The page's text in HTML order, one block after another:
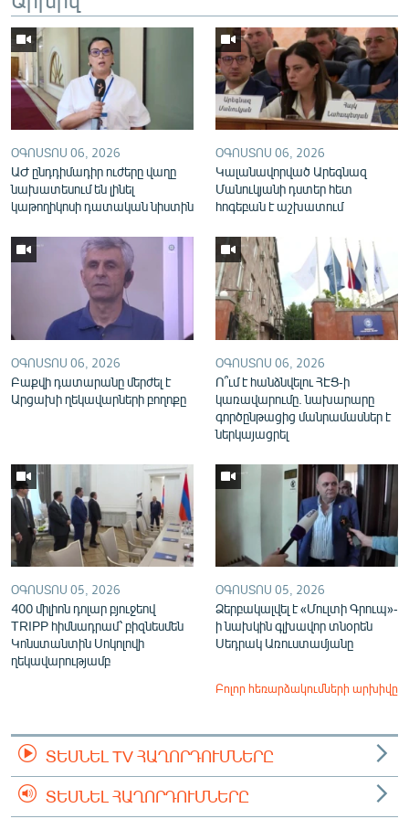
English
Русский
ՀԵՏԵՎԵՔ ՄԵԶ
ՕԳՈՍՏՈՍ 06, 2026
ԱԺ ընդդիմադիր ուժերը վաղը
նախատեսում են լինել
կաթողիկոսի դատական նիստին
ՕԳՈՍՏՈՍ 06, 2026
Կալանավորված Արեգնազ
Մանուկյանի դստեր հետ
հոգեբան է աշխատում
ՕԳՈՍՏՈՍ 06, 2026
Բաքվի դատարանը մերժել է
Արցախի ղեկավարների բողոքը
ՕԳՈՍՏՈՍ 06, 2026
Ո՞ւմ է հանձնվելու ՀԷՑ-ի
կառավարումը. նախարարը
գործընթացից մանրամասներ է
ներկայացրել
ՕԳՈՍՏՈՍ 05, 2026
400 միլիոն դոլար բյուջեով
TRIPP հիմնադրամ՝ բիզնեսմեն
Կոնստանտին Սոկոլովի
ղեկավարությամբ
ՕԳՈՍՏՈՍ 05, 2026
Ձերբակալվել է «Մուլտի Գրուպ»-
ի նախկին գլխավոր տնօրեն
Սեդրակ Առուստամյանը
Բոլոր հեռարձակումների արխիվը
ՏԵՍՆԵԼ TV ՀԱՂՈՐԴՈՒՄՆԵՐԸ
ՏԵՍՆԵԼ ՀԱՂՈՐԴՈՒՄՆԵՐԸ